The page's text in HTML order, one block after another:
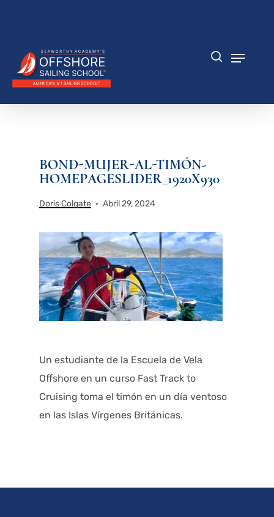
principal
BOND-MUJER-AL-TIMÓN-
HOMEPAGESLIDER_1920X930
Doris Colgate Abril 29, 2024
Un estudiante de la Escuela de Vela
Offshore en un curso Fast Track to
Cruising toma el timón en un día ventoso
en las Islas Vírgenes Británicas.
menú